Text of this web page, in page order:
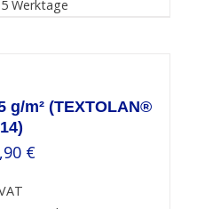
Werktage
g/m² (TEXTOLAN®
€